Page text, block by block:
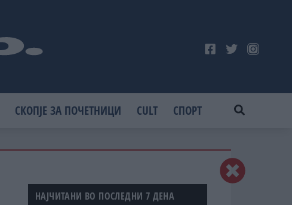
СКОПЈЕ ЗА ПОЧЕТНИЦИ CULT СПОРТ
НАЈЧИТАНИ ВО ПОСЛЕДНИ 7 ДЕНА